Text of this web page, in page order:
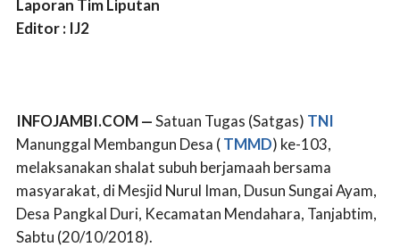
Laporan Tim Liputan
Editor : IJ2
INFOJAMBI.COM —Satuan Tugas (Satgas) TNI
Manunggal Membangun Desa (TMMD) ke-103,
melaksanakan shalat subuh berjamaah bersama
masyarakat, di Mesjid Nurul Iman, Dusun Sungai Ayam,
Desa Pangkal Duri, Kecamatan Mendahara, Tanjabtim,
Sabtu (20/10/2018).